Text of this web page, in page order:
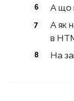
А що
А як
в
На